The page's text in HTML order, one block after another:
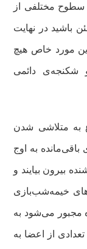
سطوح مختلفی از
باشید در نهایت
مورد خاص هیچ
شکنجه‌ی دائمی
به متلاشی شدن
به اوج
بیرون بیایند و
خیمه‌شب‌بازی
مجبور می‌شود به
از اعضا به